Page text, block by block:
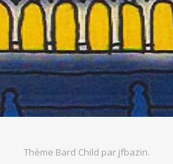
Thème Bard Child par jfbazin.